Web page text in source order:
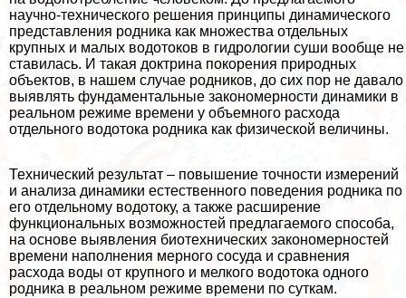
научно-технического решения принципы динамического
представления родника как множества отдельных
крупных и малых водотоков в гидрологии суши вообще не
ставилась. И такая доктрина покорения природных
объектов, в нашем случае родников, до сих пор не давало
выявлять фундаментальные закономерности динамики в
реальном режиме времени у объемного расхода
отдельного водотока родника как физической величины.
Технический результат – повышение точности измерений
и анализа динамики естественного поведения родника по
его отдельному водотоку, а также расширение
функциональных возможностей предлагаемого способа,
на основе выявления биотехнических закономерностей
времени наполнения мерного сосуда и сравнения
расхода воды от крупного и мелкого водотока одного
родника в реальном режиме времени по суткам.